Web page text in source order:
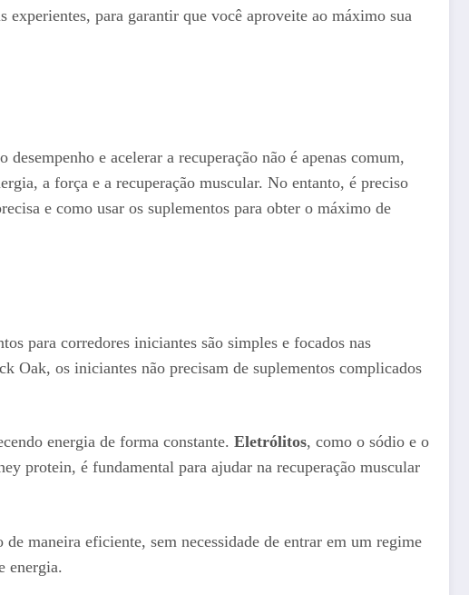
experientes, para garantir que você aproveite ao máximo sua
e acelerar a recuperação não é apenas comum,
a força e a recuperação muscular. No entanto, é preciso
e como usar os suplementos para obter o máximo de
para corredores iniciantes são simples e focados nas
Oak, os iniciantes não precisam de suplementos complicados
energia de forma constante. Eletrólitos, como o sódio e o
protein, é fundamental para ajudar na recuperação muscular
maneira eficiente, sem necessidade de entrar em um regime
energia.